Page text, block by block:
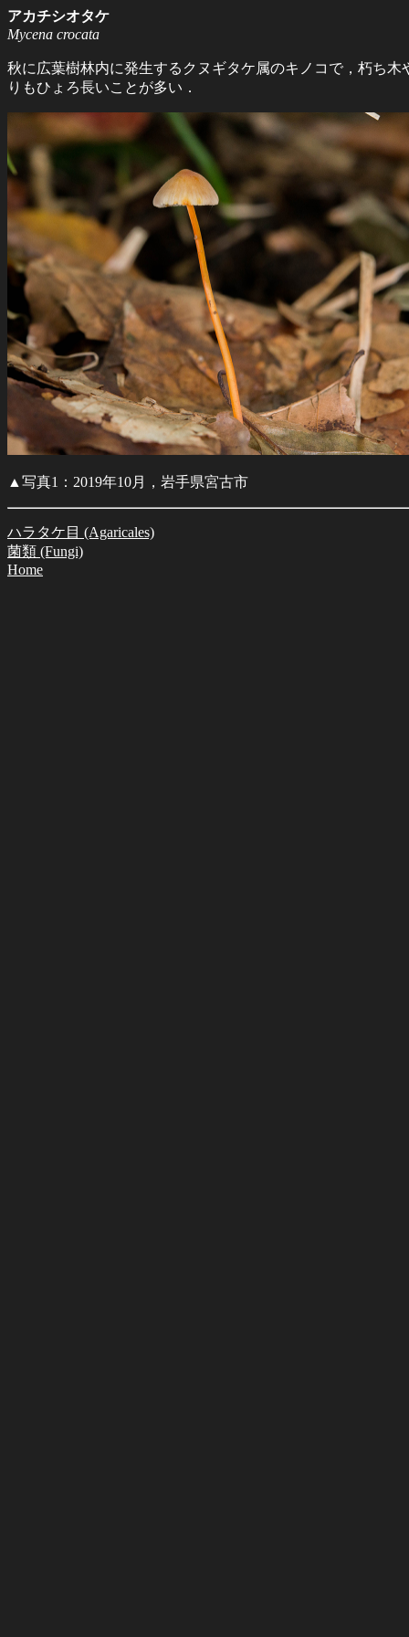
アカチシオタケ
Mycena crocata
秋に広葉樹林内に発生するクヌギタケ属のキノコで，朽ち
りもひょろ長いことが多い．
▲写真1：2019年10月，岩手県宮古市
ハラタケ目 (Agaricales)
菌類 (Fungi)
Home